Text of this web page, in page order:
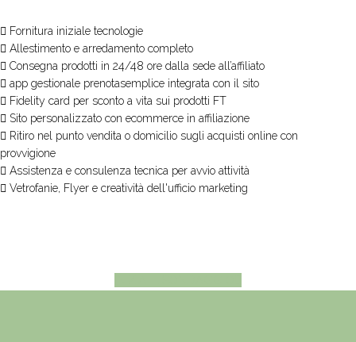
Fornitura iniziale tecnologie
Allestimento e arredamento completo
Consegna prodotti in 24/48 ore dalla sede all’affiliato
app gestionale prenotasemplice integrata con il sito
Fidelity card per sconto a vita sui prodotti FT
Sito personalizzato con ecommerce in affiliazione
Ritiro nel punto vendita o domicilio sugli acquisti online con
provvigione
Assistenza e consulenza tecnica per avvio attività
Vetrofanie, Flyer e creatività dell'ufficio marketing